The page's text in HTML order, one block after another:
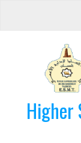
Higher